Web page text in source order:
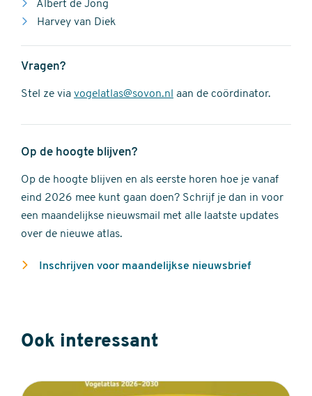
Albert de Jong
Harvey van Diek
Vragen?
Stel ze via vogelatlas@sovon.nl aan de coördinator.
Op de hoogte blijven?
Op de hoogte blijven en als eerste horen hoe je vanaf
eind 2026 mee kunt gaan doen? Schrijf je dan in voor
een maandelijkse nieuwsmail met alle laatste updates
over de nieuwe atlas.
Inschrijven voor maandelijkse nieuwsbrief
Ook interessant